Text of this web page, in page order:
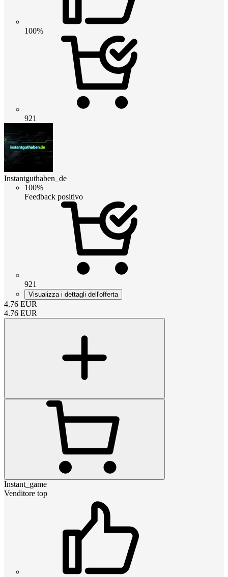
100%
921
Instantguthaben_de
100%
Feedback positivo
921
Visualizza i dettagli dell'offerta
4.76 EUR
4.76 EUR
Instant_game
Venditore top